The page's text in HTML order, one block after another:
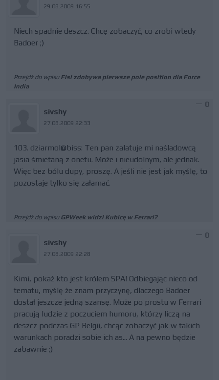
29.08.2009 16:55
Niech spadnie deszcz. Chcę zobaczyć, co zrobi wtedy
Badoer ;)
Przejdź do wpisu Fisi zdobywa pierwsze pole position dla Force
India
sivshy
27.08.2009 22:33
0
103. dziarmol@biss: Ten pan zalatuje mi naśladowcą
jasia śmietaną z onetu. Może i nieudolnym, ale jednak.
Więc bez bólu dupy, proszę. A jeśli nie jest jak myślę, to
pozostaje tylko się załamać.
Przejdź do wpisu GPWeek widzi Kubicę w Ferrari?
sivshy
27.08.2009 22:28
0
Kimi, pokaż kto jest królem SPA! Odbiegając nieco od
tematu, myślę że znam przyczynę, dlaczego Badoer
dostał jeszcze jedną szansę. Może po prostu w Ferrari
pracują ludzie z poczuciem humoru, którzy liczą na
deszcz podczas GP Belgii, chcąc zobaczyć jak w takich
warunkach poradzi sobie ich as... A na pewno będzie
zabawnie ;)